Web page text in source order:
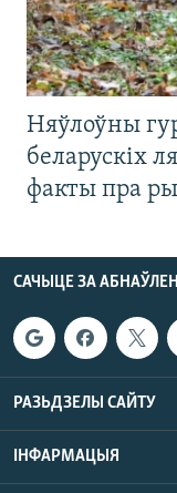
Няўлоўны
беларускіх
факты пра
САЧЫЦЕ ЗА
РАЗЬДЗЕЛЫ САЙТУ
ІНФАРМАЦЫЯ